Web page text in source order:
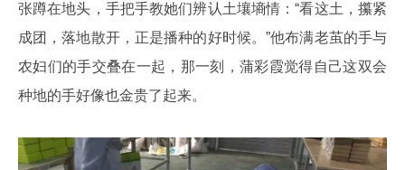
张蹲在地头，手把手教她们辨认土壤墒情：“看这土，攥紧
成团，落地散开，正是播种的好时候。”他布满老茧的手与
农妇们的手交叠在一起，那一刻，蒲彩霞觉得自己这双会
种地的手好像也金贵了起来。